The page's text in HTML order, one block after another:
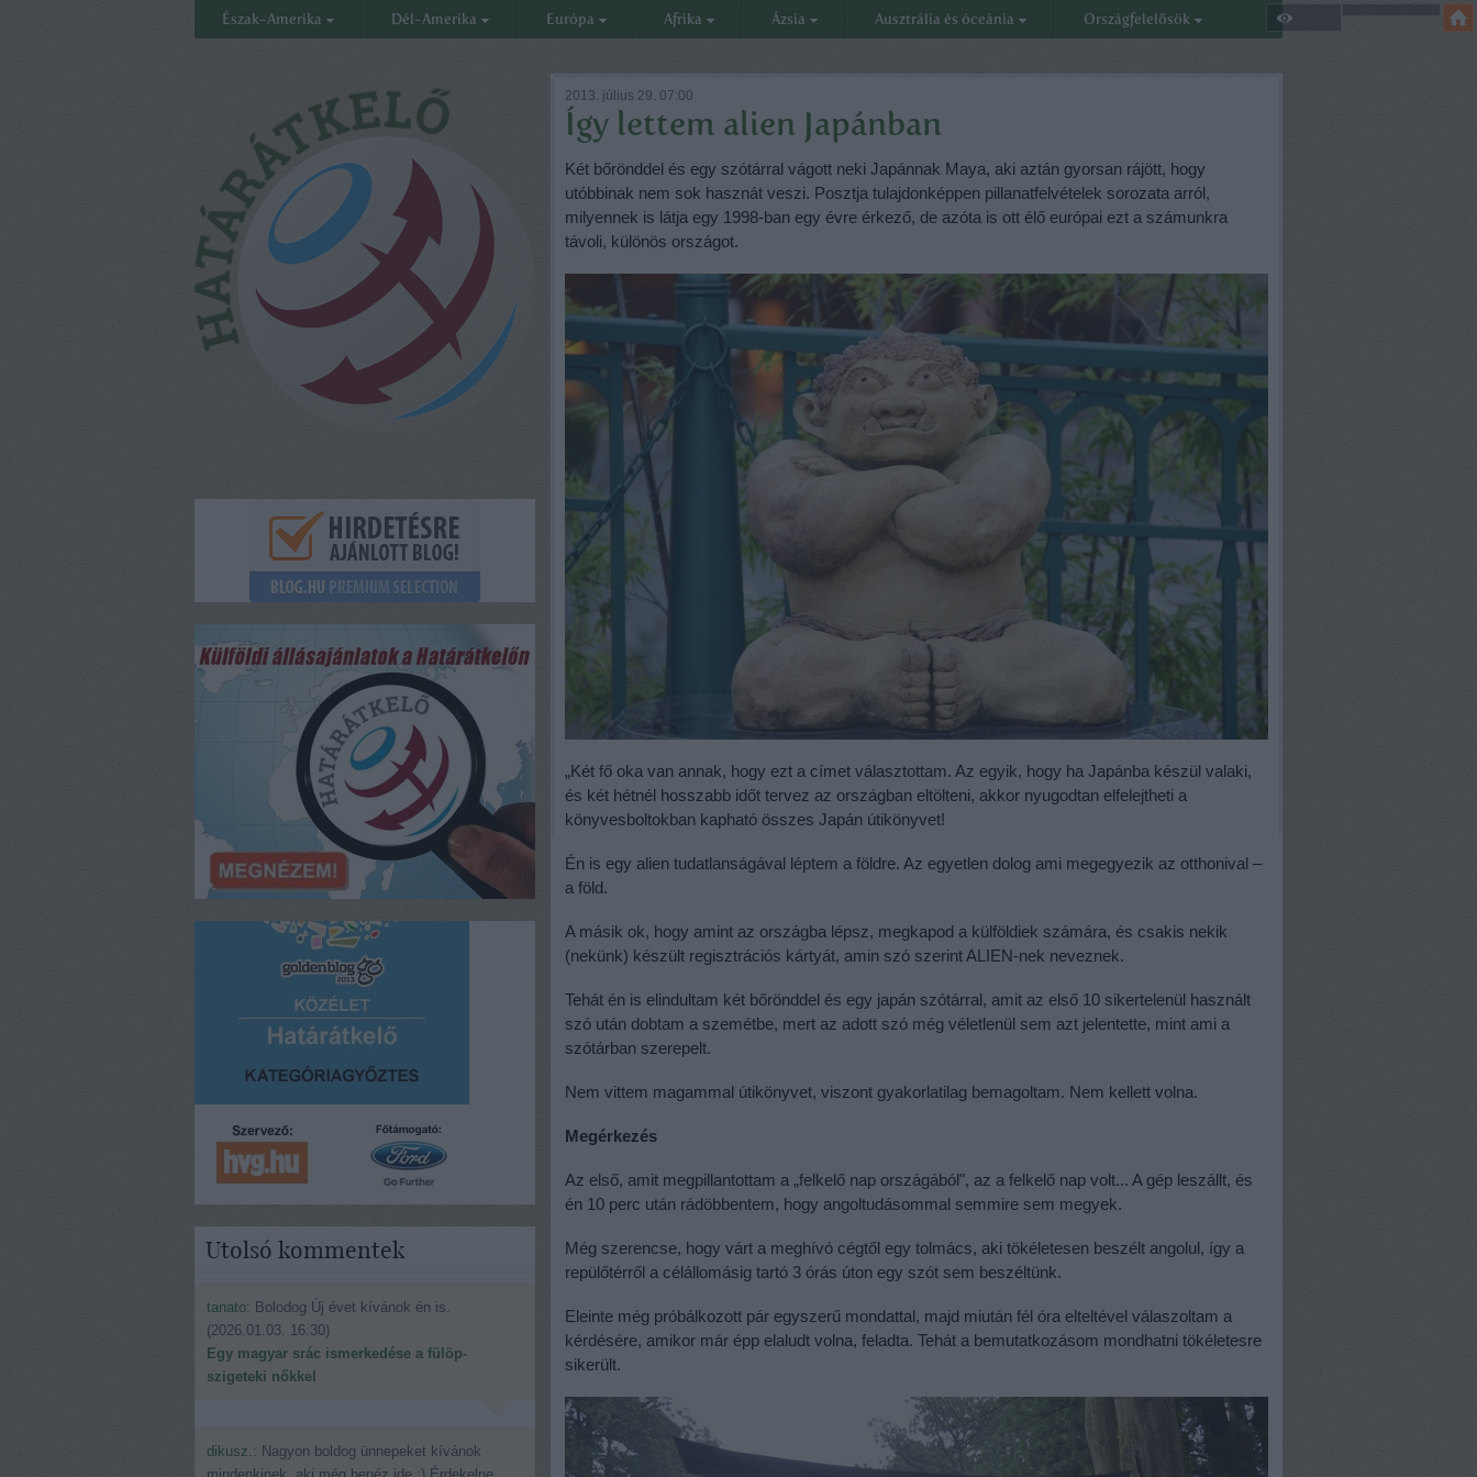
Észak-Amerika Dél-Amerika Európa Afrika Ázsia Ausztrália és óceánia Országfelelősök
Utolsó kommentek
tanato: Bolodog Új évet kívánok én is.
(2026.01.03. 16:30)
Egy magyar srác ismerkedése a fülöp-
szigeteki nőkkel
dikusz.: Nagyon boldog ünnepeket kívánok
2013. július 29. 07:00
Így lettem alien Japánban
Két bőrönddel és egy szótárral vágott neki Japánnak Maya, aki aztán gyorsan rájött, hogy
utóbbinak nem sok hasznát veszi. Posztja tulajdonképpen pillanatfelvételek sorozata arról,
milyennek is látja egy 1998-ban egy évre érkező, de azóta is ott élő európai ezt a számunkra
távoli, különös országot.
„Két fő oka van annak, hogy ezt a címet választottam. Az egyik, hogy ha Japánba készül valaki,
és két hétnél hosszabb időt tervez az országban eltölteni, akkor nyugodtan elfelejtheti a
könyvesboltokban kapható összes Japán útikönyvet!
Én is egy alien tudatlanságával léptem a földre. Az egyetlen dolog ami megegyezik az otthonival –
a föld.
A másik ok, hogy amint az országba lépsz, megkapod a külföldiek számára, és csakis nekik
(nekünk) készült regisztrációs kártyát, amin szó szerint ALIEN-nek neveznek.
Tehát én is elindultam két bőrönddel és egy japán szótárral, amit az első 10 sikertelenül használt
szó után dobtam a szemétbe, mert az adott szó még véletlenül sem azt jelentette, mint ami a
szótárban szerepelt.
Nem vittem magammal útikönyvet, viszont gyakorlatilag bemagoltam. Nem kellett volna.
Megérkezés
Az első, amit megpillantottam a „felkelő nap országából", az a felkelő nap volt... A gép leszállt, és
én 10 perc után rádöbbentem, hogy angoltudásommal semmire sem megyek.
Még szerencse, hogy várt a meghívó cégtől egy tolmács, aki tökéletesen beszélt angolul, így a
repülőtérről a célállomásig tartó 3 órás úton egy szót sem beszéltünk.
Eleinte még próbálkozott pár egyszerű mondattal, majd miután fél óra elteltével válaszoltam a
kérdésére, amikor már épp elaludt volna, feladta. Tehát a bemutatkozásom mondhatni tökéletesre
sikerült.